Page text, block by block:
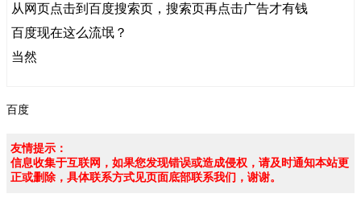
从网页点击到百度搜索页，搜索页再点击广告才有钱
百度现在这么流氓？
当然
百度
友情提示：
信息收集于互联网，如果您发现错误或造成侵权，请及时通知本站更
正或删除，具体联系方式见页面底部联系我们，谢谢。